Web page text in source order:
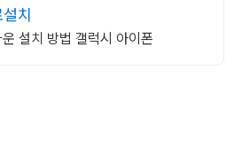
치
설치 방법 갤럭시 아이폰